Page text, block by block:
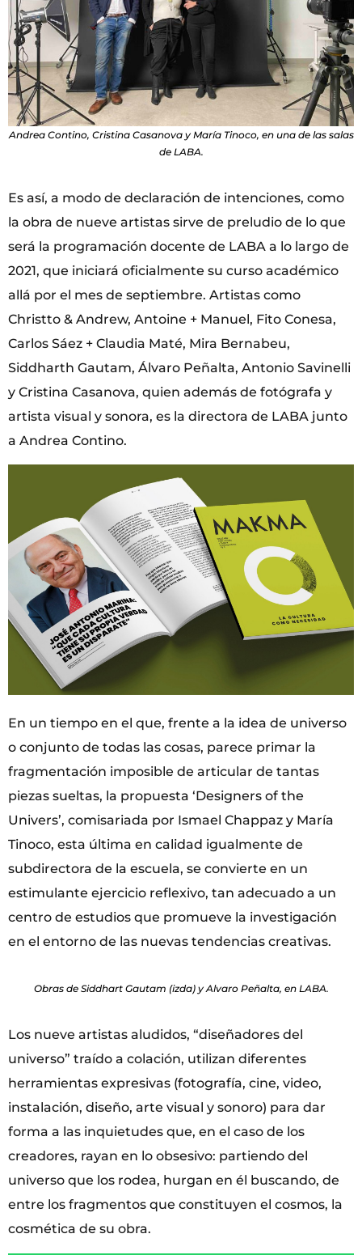
Andrea Contino, Cristina Casanova y María Tinoco, en una de las salas
de LABA.
Es así, a modo de declaración de intenciones, como
la obra de nueve artistas sirve de preludio de lo que
será la programación docente de LABA a lo largo de
2021, que iniciará oficialmente su curso académico
allá por el mes de septiembre. Artistas como
Christto & Andrew, Antoine + Manuel, Fito Conesa,
Carlos Sáez + Claudia Maté, Mira Bernabeu,
Siddharth Gautam, Álvaro Peñalta, Antonio Savinelli
y Cristina Casanova, quien además de fotógrafa y
artista visual y sonora, es la directora de LABA junto
a Andrea Contino.
En un tiempo en el que, frente a la idea de universo
o conjunto de todas las cosas, parece primar la
fragmentación imposible de articular de tantas
piezas sueltas, la propuesta ‘Designers of the
Univers’, comisariada por Ismael Chappaz y María
Tinoco, esta última en calidad igualmente de
subdirectora de la escuela, se convierte en un
estimulante ejercicio reflexivo, tan adecuado a un
centro de estudios que promueve la investigación
en el entorno de las nuevas tendencias creativas.
Obras de Siddhart Gautam (izda) y Alvaro Peñalta, en LABA.
Los nueve artistas aludidos, “diseñadores del
universo” traído a colación, utilizan diferentes
herramientas expresivas (fotografía, cine, video,
instalación, diseño, arte visual y sonoro) para dar
forma a las inquietudes que, en el caso de los
creadores, rayan en lo obsesivo: partiendo del
universo que los rodea, hurgan en él buscando, de
entre los fragmentos que constituyen el cosmos, la
cosmética de su obra.